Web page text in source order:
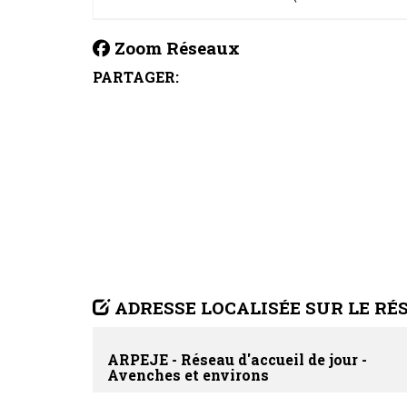
Zoom Réseaux
PARTAGER:
ADRESSE LOCALISÉE SUR LE
ARPEJE - Réseau d'accueil de jour -
Avenches et environs